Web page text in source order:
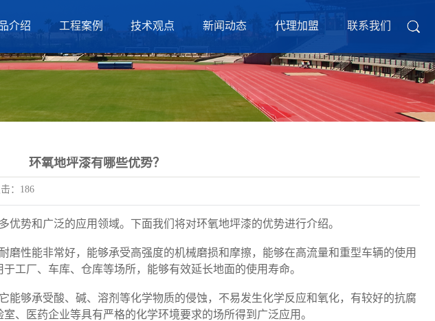
介绍 工程案例 技术观点 新闻动态 代理加盟 联系我们
环氧地坪漆有哪些优势？
： 186
优势和广泛的应用领域。下面我们将对环氧地坪漆的优势进行介绍。
磨性能非常好，能够承受高强度的机械磨损和摩擦，能够在高流量和重型车辆的使用
工厂、车库、仓库等场所，能够有效延长地面的使用寿命。
能够承受酸、碱、溶剂等化学物质的侵蚀，不易发生化学反应和氧化，有较好的抗腐
、医药企业等具有严格的化学环境要求的场所得到广泛应用。